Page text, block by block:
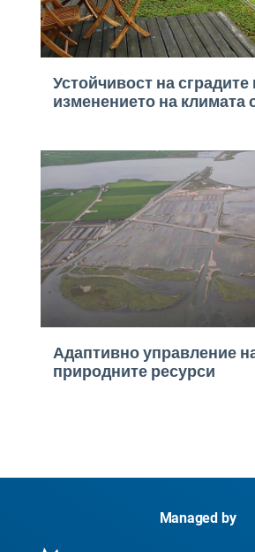
Устойчивост на сградите
изменението на климата
Адаптивно управление
природните ресурси
Managed by